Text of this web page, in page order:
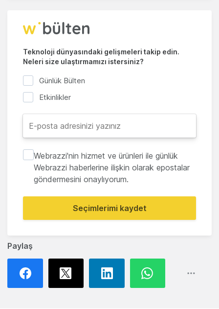
Paylaş
Teknoloji dünyasındaki gelişmeleri takip edin.
Neleri size ulaştırmamızı istersiniz?
Günlük Bülten
Etkinlikler
Webrazzi'nin hizmet ve ürünleri ile günlük
Webrazzi haberlerine ilişkin olarak epostalar
göndermesini onaylıyorum.
Seçimlerimi kaydet